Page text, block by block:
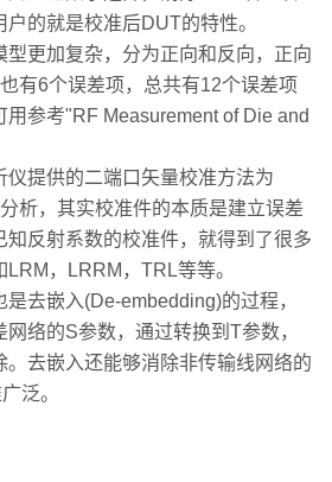
的就是校准后DUT的特性。
更加复杂，分为正向和反向，正向
有6个误差项，总共有12个误差项
用参考"RF Measurement of Die and
提供的二端口矢量校准方法为
析，其实校准件的本质是建立误差
知反射系数的校准件，就得到了很多
，LRRM，TRL等等。
嵌入(De-embedding)的过程，
络的S参数，通过转换到T参数，
。去嵌入还能够消除非传输线网络的
泛。